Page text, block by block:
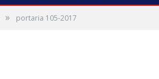
» portaria 105-2017